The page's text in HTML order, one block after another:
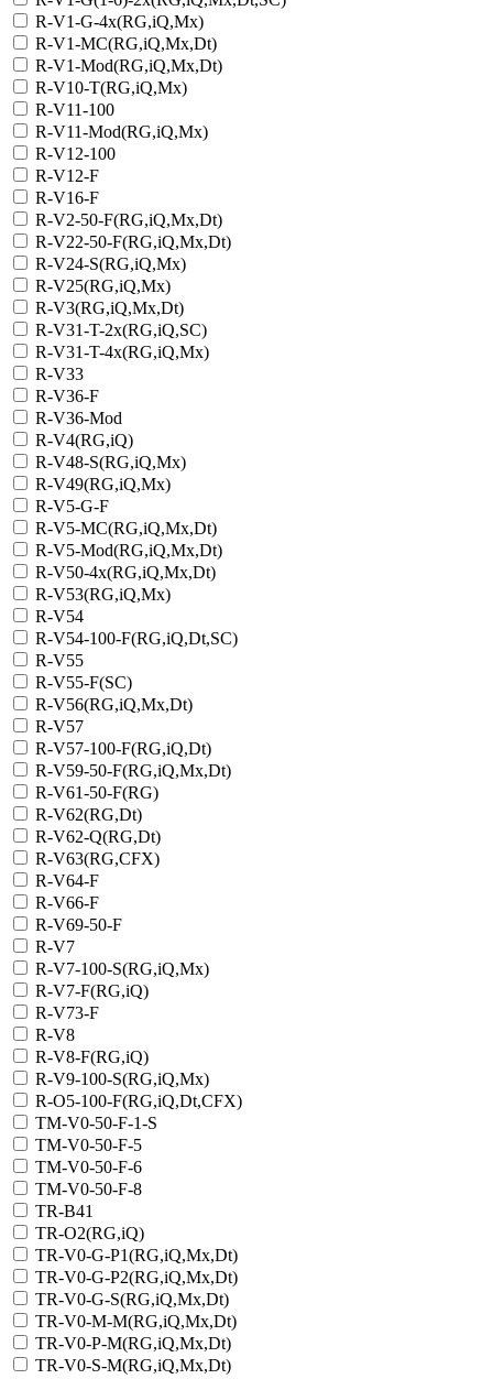
R-V1-G-4х(RG,iQ,Mx)
R-V1-MC(RG,iQ,Mx,Dt)
R-V1-Mod(RG,iQ,Mx,Dt)
R-V10-T(RG,iQ,Mx)
R-V11-100
R-V11-Mod(RG,iQ,Mx)
R-V12-100
R-V12-F
R-V16-F
R-V2-50-F(RG,iQ,Mx,Dt)
R-V22-50-F(RG,iQ,Mx,Dt)
R-V24-S(RG,iQ,Mx)
R-V25(RG,iQ,Mx)
R-V3(RG,iQ,Mx,Dt)
R-V31-T-2x(RG,iQ,SC)
R-V31-T-4x(RG,iQ,Mx)
R-V33
R-V36-F
R-V36-Mod
R-V4(RG,iQ)
R-V48-S(RG,iQ,Mx)
R-V49(RG,iQ,Mx)
R-V5-G-F
R-V5-MC(RG,iQ,Mx,Dt)
R-V5-Mod(RG,iQ,Mx,Dt)
R-V50-4x(RG,iQ,Mx,Dt)
R-V53(RG,iQ,Mx)
R-V54
R-V54-100-F(RG,iQ,Dt,SC)
R-V55
R-V55-F(SC)
R-V56(RG,iQ,Mx,Dt)
R-V57
R-V57-100-F(RG,iQ,Dt)
R-V59-50-F(RG,iQ,Mx,Dt)
R-V61-50-F(RG)
R-V62(RG,Dt)
R-V62-Q(RG,Dt)
R-V63(RG,CFX)
R-V64-F
R-V66-F
R-V69-50-F
R-V7
R-V7-100-S(RG,iQ,Mx)
R-V7-F(RG,iQ)
R-V73-F
R-V8
R-V8-F(RG,iQ)
R-V9-100-S(RG,iQ,Mx)
R-О5-100-F(RG,iQ,Dt,CFX)
TM-V0-50-F-1-S
TM-V0-50-F-5
TM-V0-50-F-6
TM-V0-50-F-8
TR-B41
TR-O2(RG,iQ)
TR-V0-G-P1(RG,iQ,Mx,Dt)
TR-V0-G-P2(RG,iQ,Mx,Dt)
TR-V0-G-S(RG,iQ,Mx,Dt)
TR-V0-M-M(RG,iQ,Mx,Dt)
TR-V0-P-M(RG,iQ,Mx,Dt)
TR-V0-S-M(RG,iQ,Mx,Dt)